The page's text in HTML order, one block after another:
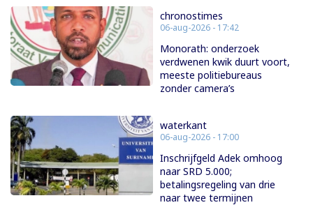
chronostimes
06-aug-2026 - 17:42
Monorath: onderzoek
verdwenen kwik duurt voort,
meeste politiebureaus
zonder camera’s
waterkant
06-aug-2026 - 17:00
Inschrijfgeld Adek omhoog
naar SRD 5.000;
betalingsregeling van drie
naar twee termijnen